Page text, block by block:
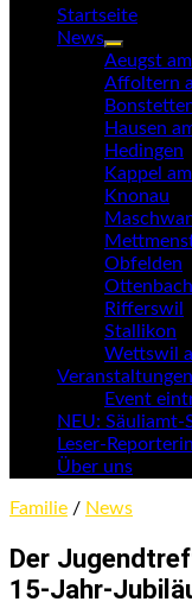
Startseite
News
Untermenü
anzeigen
Aeugst
Affoltern
Hausen
Hedingen
Kappel
Knonau
Obfelden
Ottenbach
Rifferswil
Stallikon
Wettswil
Veranstaltungen
Event
NEU: Säuliamt-
Leser-
Über uns
Familie / News
Der
15-Jahr-